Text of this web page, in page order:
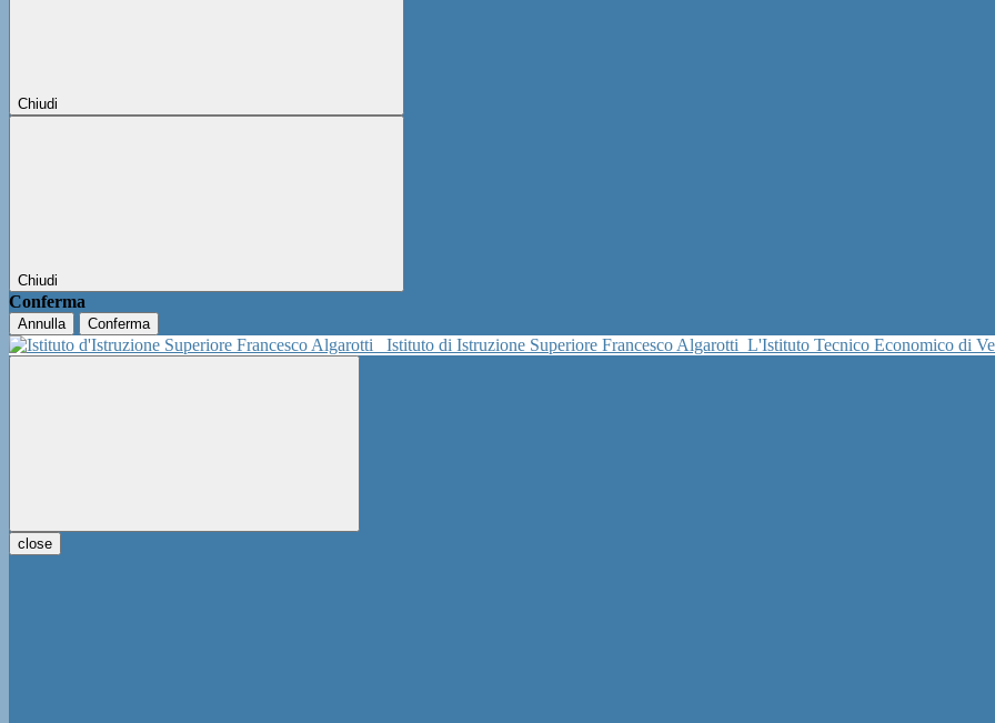
Chiudi
Chiudi
Conferma
Annulla Conferma
Istituto di Istruzione Superiore Francesco Algarotti L'Istituto Tecnico Economico di
close